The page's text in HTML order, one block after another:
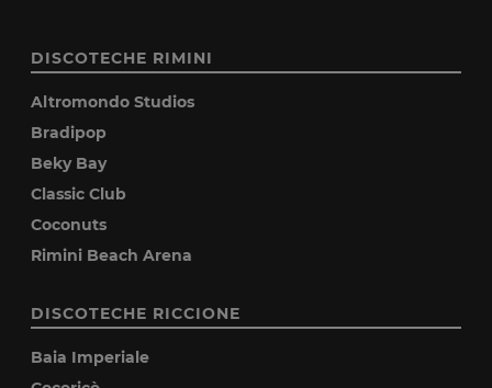
DISCOTECHE RIMINI
Altromondo Studios
Bradipop
Beky Bay
Classic Club
Coconuts
Rimini Beach Arena
DISCOTECHE RICCIONE
Baia Imperiale